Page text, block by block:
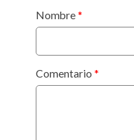
Nombre
Comentario